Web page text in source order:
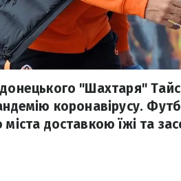
"Шахтаря"
коронавірусу.
доставкою їжі та